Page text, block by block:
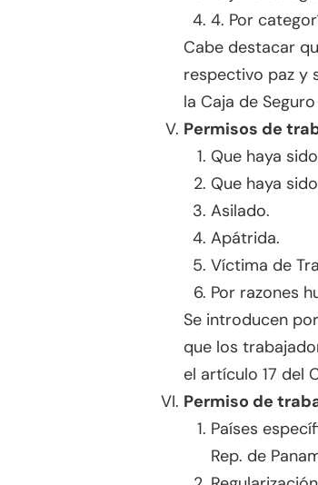
4. Por
Cabe destacar
respectivo paz y
la Caja de
Permisos de
Que haya
Que haya
Asilado.
Apátrida.
Víctima de
Por razones
Se introducen
que los
el artículo 17 del
Permiso de
Países
Rep. de